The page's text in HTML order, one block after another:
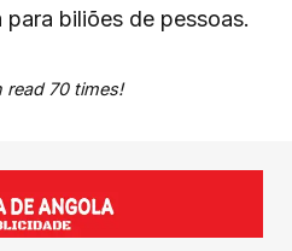
biliões de pessoas.
read 70 times!